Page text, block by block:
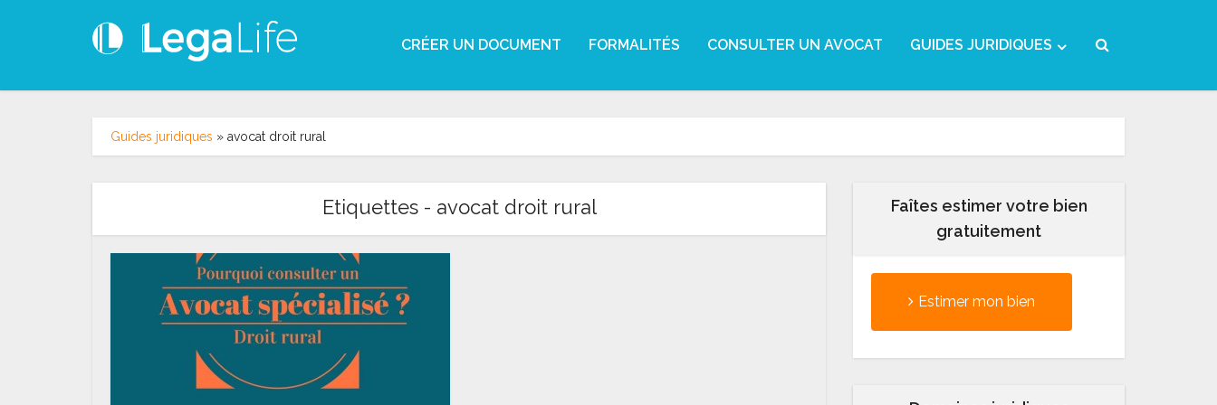
CRÉER UN DOCUMENT FORMALITÉS CONSULTER UN AVOCAT GUIDES JURIDIQUES
Guides juridiques » avocat droit rural
Etiquettes - avocat droit rural
Faîtes estimer votre bien
gratuitement
Estimer mon bien